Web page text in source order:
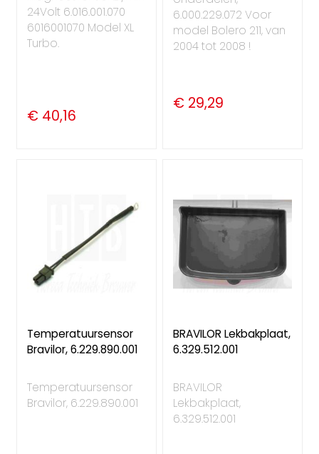
24Volt 6.016.001.070
6016001070 Model XL
Turbo.
€ 40,16
6.000.229.072 Voor
model Bolero 211, van
2004 tot 2008 !
€ 29,29
Temperatuursensor
Bravilor, 6.229.890.001
Temperatuursensor
Bravilor, 6.229.890.001
BRAVILOR Lekbakplaat,
6.329.512.001
BRAVILOR
Lekbakplaat,
6.329.512.001